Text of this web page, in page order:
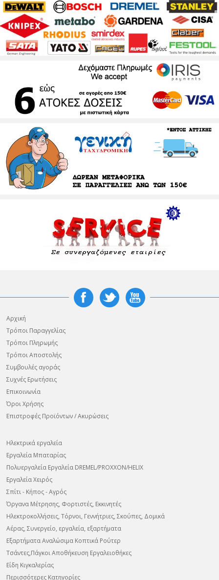
Αρχική
Τρόποι Παραγγελίας
Τρόποι Πληρωμής
Τρόποι Αποστολής
Συμβουλές αγοράς
Συχνές Ερωτήσεις
Επικοινωνία
Όροι Χρήσης
Επιστροφές Προϊόντων / Ακυρώσεις
Ηλεκτρικά εργαλεία
Εργαλεία Μπαταρίας
Πολυεργαλεία Εργαλεία DREMEL/PROXXON/HELIX
Εργαλεία Χειρός
Σπίτι - Κήπος - Αγρός
Όργανα Μέτρησης, Φορτιστές, Εκκινητές
Ηλεκτροκολλήσεις, Τόρνοι, Γεννήτριες, Σκούπες, Δομικά
Αέρας, Συνεργείο, εργαλεία, εξαρτήματα
Εξαρτήματα Αναλώσιμα Κοπτικά Ρούτερ
Τσάντες,Πάγκοι Αποθήκευση Εργαλειοθήκες
Είδη Κιγκαλερίας
Περισσότερες Κατηγορίες